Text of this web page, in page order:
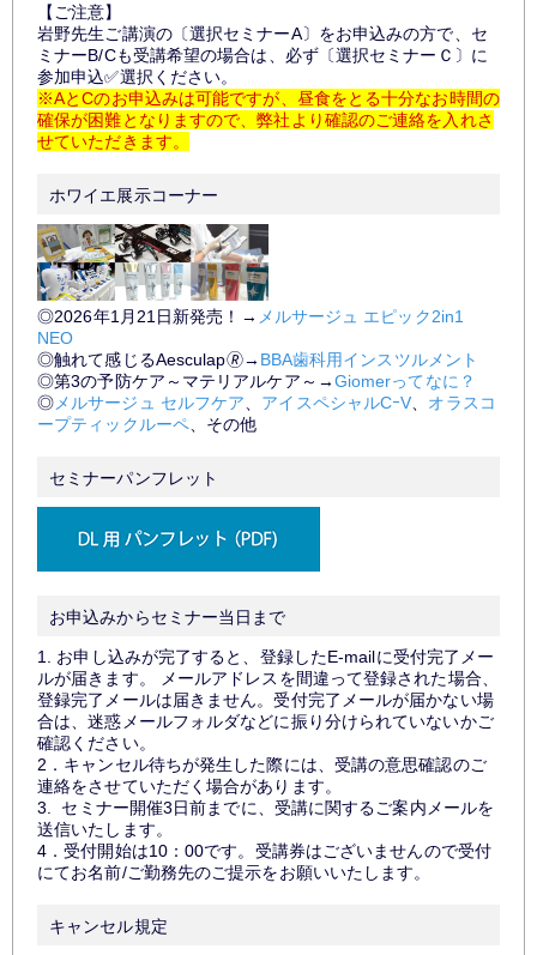
【ご注意】
岩野先生ご講演の〔選択セミナーA〕をお申込みの方で、セ
ミナーB/Cも受講希望の場合は、必ず〔選択セミナーＣ〕に
参加申込✅選択ください。
※AとCのお申込みは可能ですが、昼食をとる十分なお時間の
確保が困難となりますので、弊社より確認のご連絡を入れさ
せていただきます。
ホワイエ展示コーナー
◎2026年1月21日新発売！→ メルサージュ エピック2in1
NEO
◎触れて感じるAesculap🄬→ BBA歯科用インスツルメント
◎第3の予防ケア～マテリアルケア～→Giomerってなに？
◎ メルサージュ セルフケア アイスペシャルCｰV
オラスコ
ープティックルーペ、 その他
セミナーパンフレット
お申込みからセミナー当日まで
1. お申し込みが完了すると、登録したE-mailに受付完了メー
ルが届きます。 メールアドレスを間違って登録された場合、
登録完了メールは届きません。受付完了メールが届かない場
合は、迷惑メールフォルダなどに振り分けられていないかご
確認ください。
2．キャンセル待ちが発生した際には、受講の意思確認のご
連絡をさせていただく場合があります。
3. セミナー開催3日前までに、受講に関するご案内メールを
送信いたします。
4．受付開始は10：00です。受講券はございませんので受付
にてお名前/ご勤務先のご提示をお願いいたします。
キャンセル規定